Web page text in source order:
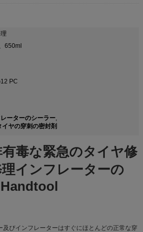
650ml
PC
ーターのシーラー,
ヤの穿刺の密封剤
毒な緊急のタイヤ修
インフレーターの
Handtool
及びインフレーターはすぐにほとんどの正常な穿